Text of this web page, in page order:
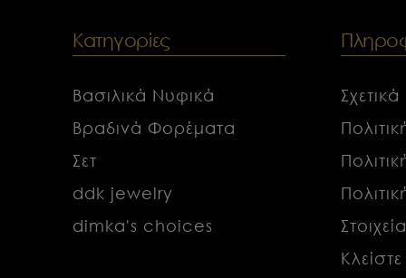
Κατηγορίες
Βασιλικά Νυφικά
Βραδινά Φορέματα
Σετ
ddk jewelry
dimka's choices